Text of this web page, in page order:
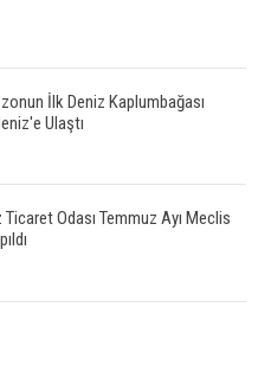
İlk Deniz Kaplumbağası
Ulaştı
Ticaret Odası Temmuz Ayı Meclis